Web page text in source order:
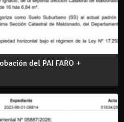
del PAI FARO +